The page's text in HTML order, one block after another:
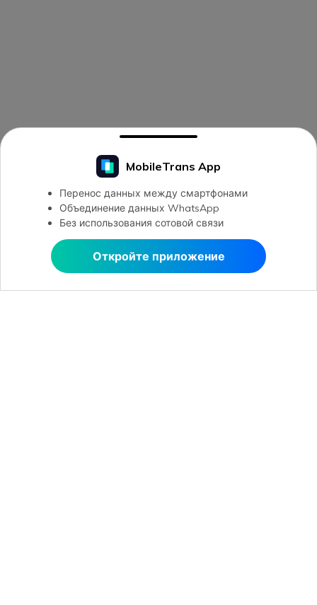
MobileTrans App
Перенос данных между смартфонами
Объединение данных WhatsApp
Без использования сотовой связи
Откройте приложение
Открыть в MobileTrans
Открыть в MobileTrans